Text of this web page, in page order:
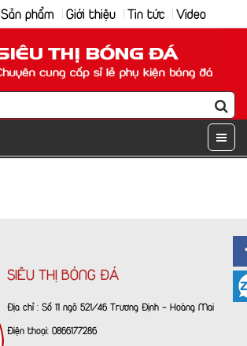
Sản phẩm Giới thiệu Tin tức Video
SIÊU THỊ BÓNG ĐÁ
Địa chỉ : Số 11 ngõ 521/46 Trương Định - Hoàng Mai
Điện thoại: 0866177286